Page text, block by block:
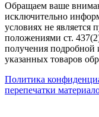
Обращаем ваше
исключительно
условиях не является
положениями ст.
получения
указанных товаров
Политика
перепечатки